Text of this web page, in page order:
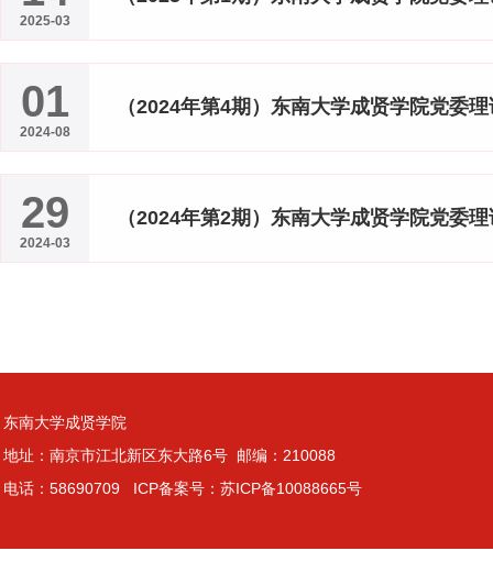
2025-03
01
2024-08
（2024年第4期）东南大学成贤学院党委
29
2024-03
（2024年第2期）东南大学成贤学院党委
东南大学成贤学院
地址：南京市江北新区东大路6号 邮编：210088
电话：58690709 ICP备案号：苏ICP备10088665号